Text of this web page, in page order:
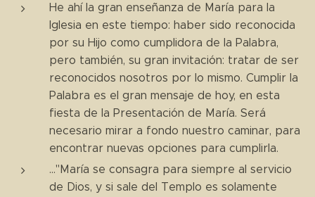
He ahí la gran enseñanza de María para la
Iglesia en este tiempo: haber sido reconocida
por su Hijo como cumplidora de la Palabra,
pero también, su gran invitación: tratar de ser
reconocidos nosotros por lo mismo. Cumplir la
Palabra es el gran mensaje de hoy, en esta
fiesta de la Presentación de María. Será
necesario mirar a fondo nuestro caminar, para
encontrar nuevas opciones para cumplirla.
..."María se consagra para siempre al servicio
de Dios, y si sale del Templo es solamente